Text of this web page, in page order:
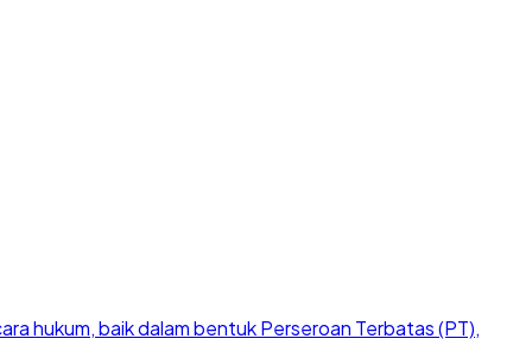
hukum, baik dalam bentuk Perseroan Terbatas (PT),